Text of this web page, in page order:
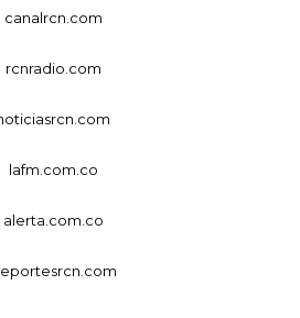
canalrcn.com
rcnradio.com
lafm.com.co
alerta.com.co